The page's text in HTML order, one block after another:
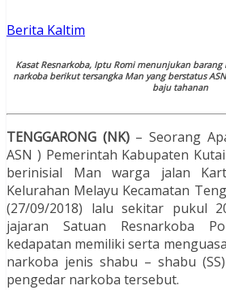
Berita Kaltim
Kasat Resnarkoba, Iptu Romi menunjukan
narkoba berikut tersangka Man yang berstatus
baju tahanan
TENGGARONG (NK)– Seorang
ASN ) Pemerintah Kabupaten
berinisial Man warga jalan
Kelurahan Melayu Kecamatan
(27/09/2018) lalu sekitar pukul
jajaran Satuan Resnarkoba
kedapatan memiliki serta
narkoba jenis shabu – shabu
pengedar narkoba tersebut.